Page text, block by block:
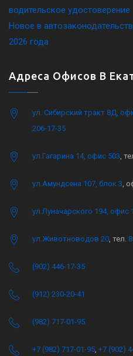
водительское удостоверение
Новое в
2026 года
Адреса Офисов В
ул. Сибирский тракт 8Д,
206-17-35
ул.Гагарина 14, офис 503,
ул.Амундсена 107, блок 3,
ул.Луначарского 194, офис
ул.Животноводов 20, тел.
(902) 446-17-35
(912) 230-20-41
(982) 717-01-95
+7 (982) 717-01-95, +7 (902)